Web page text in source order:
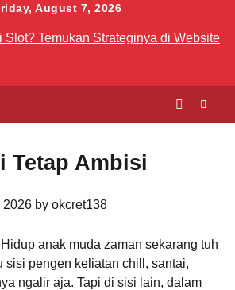
August 7, 2026
Slot? Temukan Strateginya di Website
Tetap Ambisi
2026 by okcret138
Hidup anak muda zaman sekarang tuh
sisi pengen keliatan chill, santai,
ngalir aja. Tapi di sisi lain, dalam